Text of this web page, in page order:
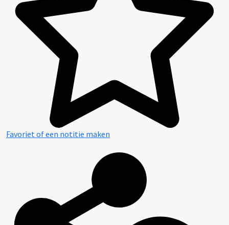
Favoriet of een notitie maken